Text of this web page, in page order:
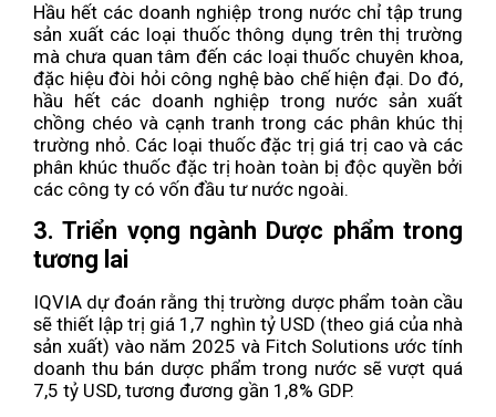
Hầu hết các doanh nghiệp trong nước chỉ tập trung
sản xuất các loại thuốc thông dụng trên thị trường
mà chưa quan tâm đến các loại thuốc chuyên khoa,
đặc hiệu đòi hỏi công nghệ bào chế hiện đại. Do đó,
hầu hết các doanh nghiệp trong nước sản xuất
chồng chéo và cạnh tranh trong các phân khúc thị
trường nhỏ. Các loại thuốc đặc trị giá trị cao và các
phân khúc thuốc đặc trị hoàn toàn bị độc quyền bởi
các công ty có vốn đầu tư nước ngoài.
3. Triển vọng ngành Dược phẩm trong
tương lai
IQVIA dự đoán rằng thị trường dược phẩm toàn cầu
sẽ thiết lập trị giá 1,7 nghìn tỷ USD (theo giá của nhà
sản xuất) vào năm 2025 và Fitch Solutions ước tính
doanh thu bán dược phẩm trong nước sẽ vượt quá
7,5 tỷ USD, tương đương gần 1,8% GDP.